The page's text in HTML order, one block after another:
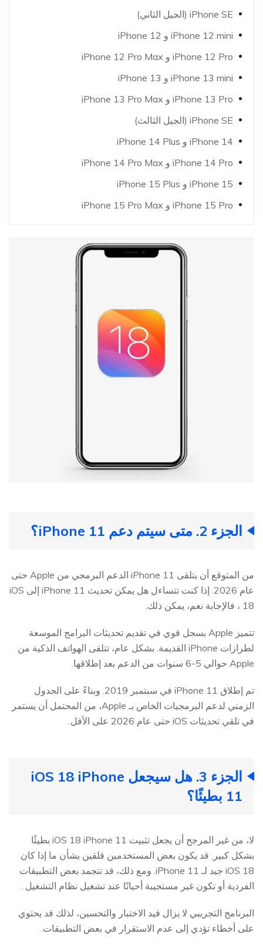
iPhone SE (الجيل الثاني)
iPhone 12 mini و iPhone 12
iPhone 12 Pro و iPhone 12 Pro Max
iPhone 13 mini و iPhone 13
iPhone 13 Pro و iPhone 13 Pro Max
iPhone SE (الجيل الثالث)
iPhone 14 و iPhone 14 Plus
iPhone 14 Pro و iPhone 14 Pro Max
iPhone 15 و iPhone 15 Plus
iPhone 15 Pro و iPhone 15 Pro Max
الجزء 2. متى سيتم دعم iPhone 11؟
من المتوقع أن يتلقى iPhone 11 الدعم البرمجي من Apple حتى
عام 2026. إذا كنت تتساءل هل يمكن تحديث iPhone 11 إلى iOS
18 ، فالإجابة نعم، يمكن ذلك.
تتميز Apple بسجل قوي في تقديم تحديثات البرامج الموسعة
لطرازات iPhone القديمة. بشكل عام، تتلقى الهواتف الذكية من
Apple حوالي 5-6 سنوات من الدعم بعد إطلاقها.
تم إطلاق iPhone 11 في سبتمبر 2019. وبناءً على الجدول
الزمني لدعم البرمجيات الخاص بـ Apple، من المحتمل أن يستمر
في تلقي تحديثات iOS حتى عام 2026 على الأقل.
الجزء 3. هل سيجعل iOS 18 iPhone
11 بطيئًا؟
لا، من غير المرجح أن يجعل تثبيت iOS 18 iPhone 11 بطيئًا
بشكل كبير. قد يكون بعض المستخدمين قلقين بشأن ما إذا كان
iOS 18 جيد لـ iPhone 11. ومع ذلك، قد تتجمد بعض التطبيقات
الفردية أو تكون غير مستجيبة أحيانًا عند تشغيل نظام التشغيل .
البرنامج التجريبي لا يزال قيد الاختبار والتحسين، لذلك قد يحتوي
على أخطاء تؤدي إلى عدم الاستقرار في بعض التطبيقات.